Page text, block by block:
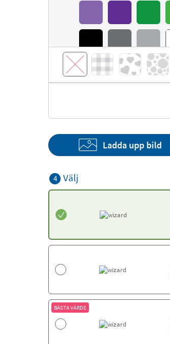
Ladda upp bild
4 Välj
BÄSTA VÄRDE